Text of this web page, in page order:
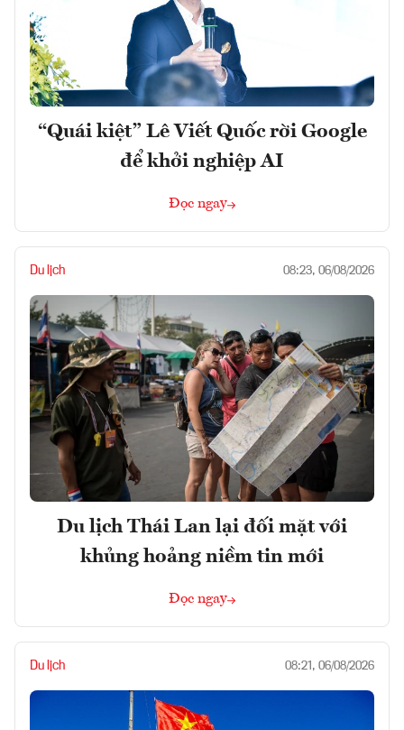
“Quái kiệt” Lê Viết Quốc rời Google
để khởi nghiệp AI
Đọc ngay
Du lịch 08:23, 06/08/2026
Du lịch Thái Lan lại đối mặt với
khủng hoảng niềm tin mới
Đọc ngay
Du lịch 08:21, 06/08/2026